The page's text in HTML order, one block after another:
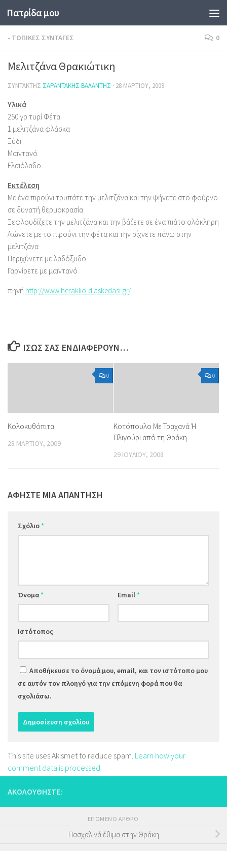
Skip to content
Πατρίδα μου
- ΤΟΠΙΚΈΣ ΣΥΝΤΑΓΈΣ 0
Μελιτζάνα Θρακιώτικη
ΣΥΝΤΆΚΤΗΣ ΣΑΡΑΝΤΆΚΗΣ ΒΑΛΆΝΤΗΣ · 28 ΜΑΡΤΊΟΥ, 2009
Υλικά
250 γρ τυρί Φέτα
1 μελιτζάνα φλάσκα
Ξύδι
Μαϊντανό
Ελαιόλαδο
Εκτέλεση
Με ένα πιρούνι τρυπάτε την μελιτζάνα και την ψήνετε στο φούρνο
σε δυνατή θερμοκρασία
Ξεφλουδίζετε την μελιτζάνα και την βάζετε σε ένα πιάτο ολόκληρη
Λιώνετε με το πιρούνι την φέτα και την ρίχνετε πάνω στην
μελιτζάνα
Περιχύνετε με λαδόξυδο
Γαρνίρετε με μαϊντανό
πηγή http://www.heraklio-diaskedasi.gr/
ΊΣΩΣ ΣΑΣ ΕΝΔΙΑΦΈΡΟΥΝ…
0
Κολοκυθόπιτα
28 ΜΑΡΤΊΟΥ, 2009
0
Κοτόπουλο Με Τραχανά Ή
Πλιγούρι από τη Θράκη
29 ΙΟΥΛΊΟΥ, 2008
ΑΦΉΣΤΕ ΜΙΑ ΑΠΆΝΤΗΣΗ
Σχόλιο*
Όνομα* Email*
Ιστότοπος
Αποθήκευσε το όνομά μου, email, και τον ιστότοπο μου
σε αυτόν τον πλοηγό για την επόμενη φορά που θα
σχολιάσω.
This site uses Akismet to reduce spam. Learn how your
comment data is processed.
ΑΚΟΛΟΥΘΉΣΤΕ:
ΕΠΌΜΕΝΟ ΆΡΘΡΟ
Πασχαλινά έθιμα στην Θράκη